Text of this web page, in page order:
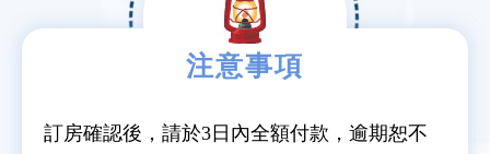
注意事項
訂房確認後，請於3日內全額付款，逾期恕不